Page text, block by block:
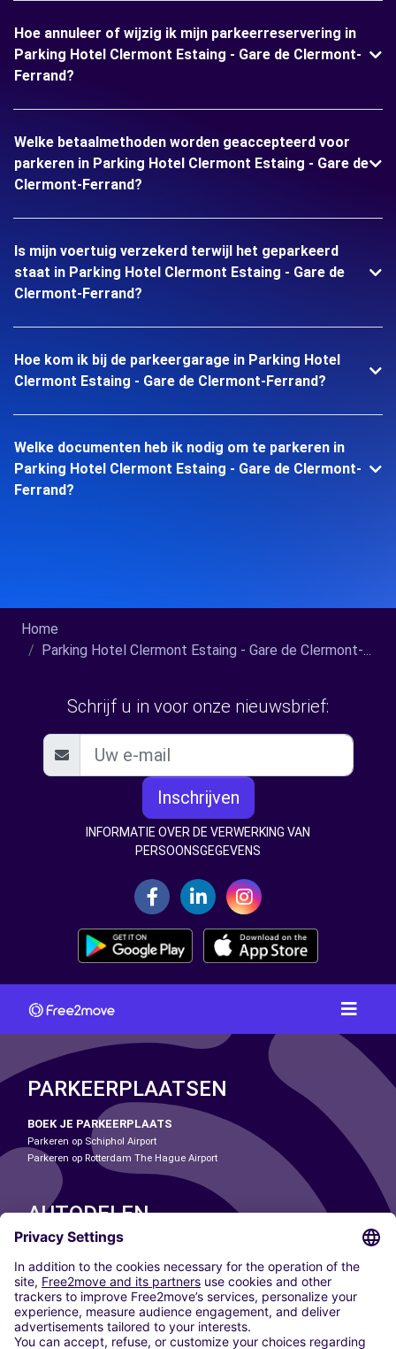
Hoe annuleer of wijzig ik mijn parkeerreservering in
Parking Hotel Clermont Estaing - Gare de Clermont-
Ferrand?
Welke betaalmethoden worden geaccepteerd voor
parkeren in Parking Hotel Clermont Estaing - Gare de
Clermont-Ferrand?
Is mijn voertuig verzekerd terwijl het geparkeerd
staat in Parking Hotel Clermont Estaing - Gare de
Clermont-Ferrand?
Hoe kom ik bij de parkeergarage in Parking Hotel
Clermont Estaing - Gare de Clermont-Ferrand?
Welke documenten heb ik nodig om te parkeren in
Parking Hotel Clermont Estaing - Gare de Clermont-
Ferrand?
Home
Parking Hotel Clermont Estaing - Gare de Clermont-...
Schrijf u in voor onze nieuwsbrief:
Inschrijven
INFORMATIE OVER DE VERWERKING VAN
PERSOONSGEGEVENS
PARKEERPLAATSEN
BOEK JE PARKEERPLAATS
Parkeren op Schiphol Airport
Parkeren op Rotterdam The Hague Airport
AUTODELEN
ONZE STEDEN
Paris
Madrid
Washington DC
Milaan
Rome